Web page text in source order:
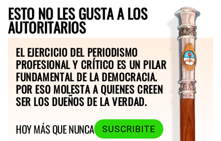
ESTO NO LES GUSTA A LOS
AUTORITARIOS
EL EJERCICIO DEL PERIODISMO
PROFESIONAL Y CRÍTICO ES UN PILAR
FUNDAMENTAL DE LA DEMOCRACIA.
POR ESO MOLESTA A QUIENES CREEN
SER LOS DUEÑOS DE LA VERDAD.
HOY MÁS QUE NUNCA
SUSCRIBITE